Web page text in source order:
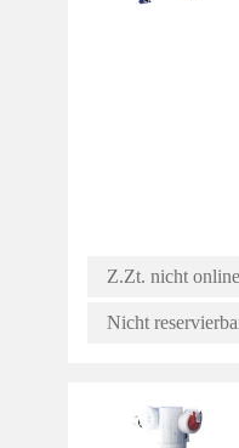
Z.Zt. nicht
Nicht